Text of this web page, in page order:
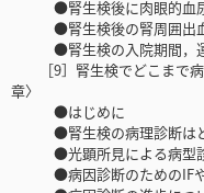
●腎生検後に肉眼的血尿
●腎生検後の腎周囲出血
●腎生検の入院期間，運
［9］腎生検でどこまで
章〉
●はじめに
●腎生検の病理診断はど
●光顕所見による病型診
●病因診断のためのIFや